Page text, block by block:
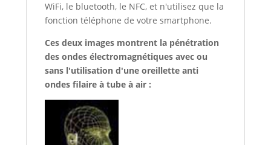
WiFi, le bluetooth, le NFC, et n'utilisez que la
fonction téléphone de votre smartphone.
Ces deux images montrent la pénétration
des ondes électromagnétiques avec ou
sans l'utilisation d'une oreillette anti
ondes filaire à tube à air :